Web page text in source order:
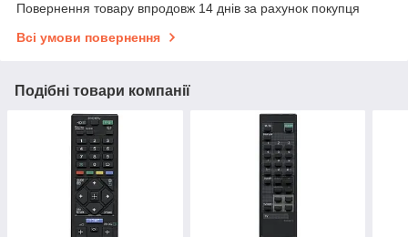
Повернення товару впродовж 14 днів за рахунок покупця
Всі умови повернення
Подібні товари компанії